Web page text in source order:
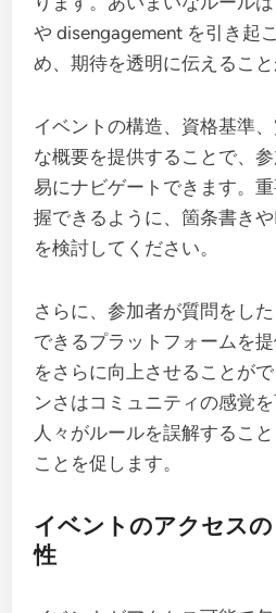
や disengagement を引き起
め、期待を透明に伝えること
イベントの構造、資格基準
な概要を提供することで、
易にナビゲートできます。
握できるように、箇条書き
を検討してください。
さらに、参加者が質問をし
できるプラットフォームを
をさらに向上させることが
ンさはコミュニティの感覚
人々がルールを誤解するこ
ことを促します。
イベントのアクセス
性